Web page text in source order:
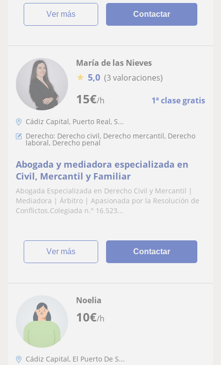
ver más Contactar
15€/h 1ª clase gratis
María de las Nieves
★ 5,0 (3 valoraciones)
Cádiz Capital, Puerto Real, S...
Derecho: Derecho civil, Derecho mercantil, Derecho
laboral, Derecho penal
Abogada y mediadora especializada en
Civil, Mercantil y Familiar
Abogada Especializada en Derecho Civil y Mercantil |
Mediadora | Árbitro | Apasionada por la Resolución de
Conflictos.Colegiada n.° 16.523...
ver más Contactar
10€/h
Noelia
Cádiz Capital, El Puerto De S...